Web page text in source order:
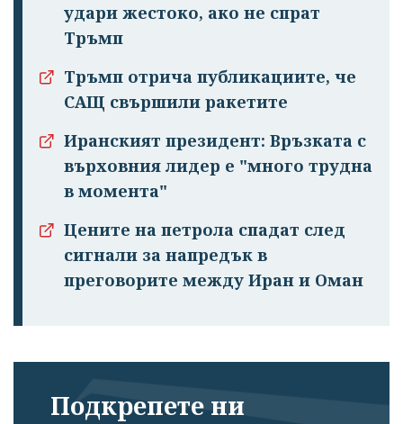
удари жестоко, ако не спрат
Тръмп
Тръмп отрича публикациите, че
САЩ свършили ракетите
Иранският президент: Връзката с
върховния лидер е "много трудна
в момента"
Цените на петрола спадат след
сигнали за напредък в
преговорите между Иран и Оман
Подкрепете ни